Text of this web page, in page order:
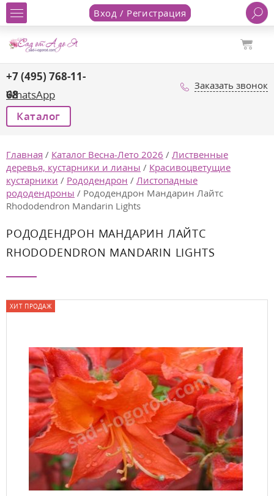
Вход / Регистрация
+7 (495) 768-11-
68
WhatsApp
Заказать звонок
Каталог
Главная / Каталог Весна-Лето 2026 / Лиственные
деревья, кустарники и лианы / Красивоцветущие
кустарники / Рододендрон / Листопадные
рододендроны / Рододендрон Мандарин Лайтс
Rhododendron Mandarin Lights
РОДОДЕНДРОН МАНДАРИН ЛАЙТС
RHODODENDRON MANDARIN LIGHTS
ХИТ ПРОДАЖ